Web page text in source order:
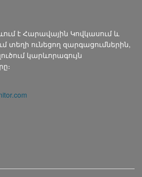
է Հարավային Կովկասում և
տեղի ունեցող զարգացումներին,
կարևորագույն